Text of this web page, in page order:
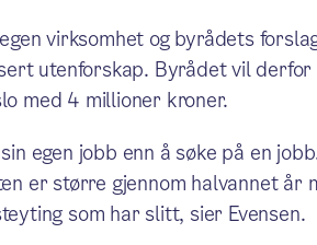
virksomhet og byrådets
utenforskap. Byrådet vil
med 4 millioner kroner.
egen jobb enn å søke på en
er større gjennom halvannet år
som har slitt, sier Evensen.